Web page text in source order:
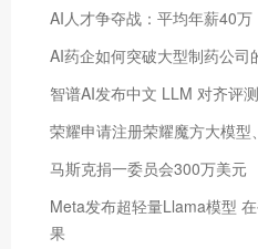
AI人才争夺战：平均年薪40
AI药企如何突破大型制药公司
智谱AI发布中文 LLM 对齐评
荣耀申请注册荣耀魔方大模
马斯克捐一委员会300万美元
Meta发布超轻量Llama模型
果